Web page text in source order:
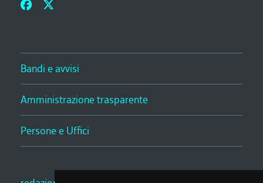
Bandi e avvisi
Amministrazione trasparente
Persone e Uffici